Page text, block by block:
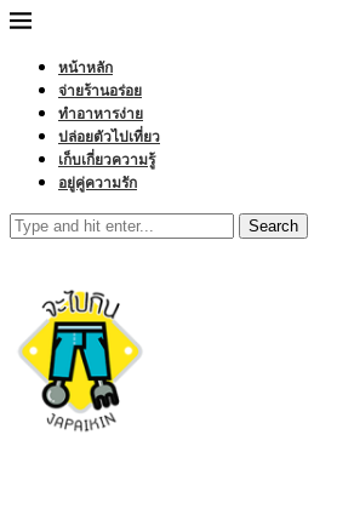
หน้าหลัก
จ่ายร้านอร่อย
ทำอาหารง่าย
ปล่อยตัวไปเที่ยว
เก็บเกี่ยวความรู้
อยู่คู่ความรัก
Search